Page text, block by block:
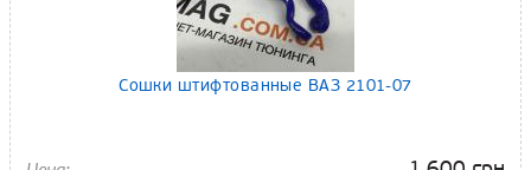
Сошки штифтованные ВАЗ 2101-07